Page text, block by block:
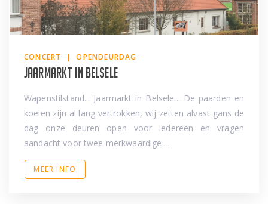
CONCERT | OPENDEURDAG
Jaarmarkt in Belsele
Wapenstilstand... Jaarmarkt in Belsele... De paarden en
koeien zijn al lang vertrokken, wij zetten alvast gans de
dag onze deuren open voor iedereen en vragen
aandacht voor twee merkwaardige ...
MEER INFO